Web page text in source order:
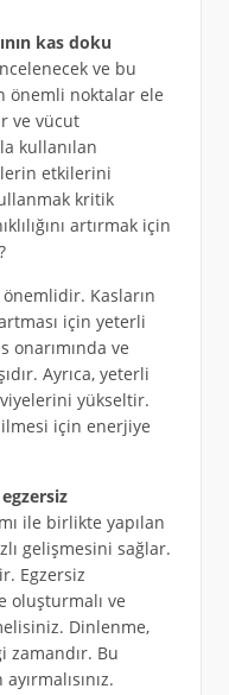
kas doku
ve bu
önemli noktalar ele
ve vücut
kullanılan
etkilerini
kritik
artırmak için
Kasların
için yeterli
onarımında ve
Ayrıca, yeterli
yükseltir.
için enerjiye
ile birlikte yapılan
gelişmesini sağlar.
Egzersiz
oluşturmalı ve
Dinlenme,
zamandır. Bu